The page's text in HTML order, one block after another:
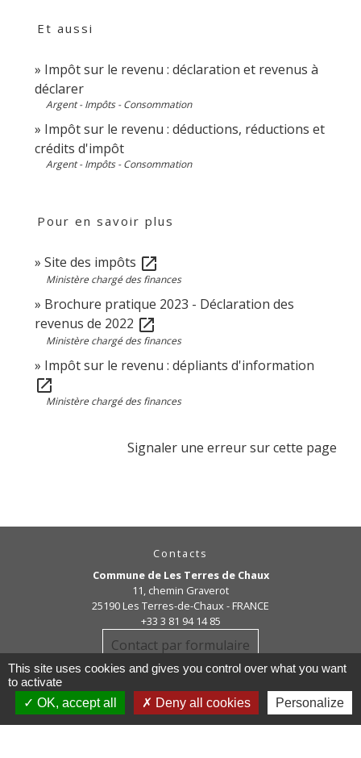
Et aussi
Impôt sur le revenu : déclaration et revenus à
déclarer
Argent - Impôts - Consommation
Impôt sur le revenu : déductions, réductions et
crédits d'impôt
Argent - Impôts - Consommation
Pour en savoir plus
Site des impôts open_in_new
Ministère chargé des finances
Brochure pratique 2023 - Déclaration des
revenus de 2022 open_in_new
Ministère chargé des finances
Impôt sur le revenu : dépliants d'information
open_in_new
Ministère chargé des finances
Signaler une erreur sur cette page
Contacts
Commune de Les Terres de Chaux
11, chemin Graverot
25190 Les Terres-de-Chaux - FRANCE
+33 3 81 94 14 85
Contact par formulaire
This site uses cookies and gives you control over what you want
to activate
OK, accept all
Deny all cookies Personalize